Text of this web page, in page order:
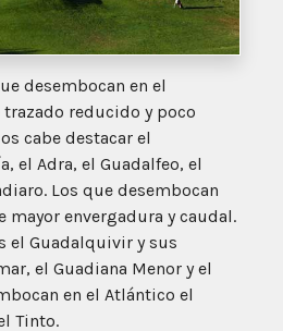
desembocan en el
reducido y poco
cabe destacar el
el Adra, el Guadalfeo, el
Los que desembocan
mayor envergadura y caudal.
el Guadalquivir y sus
el Guadiana Menor y el
en el Atlántico el
Tinto.